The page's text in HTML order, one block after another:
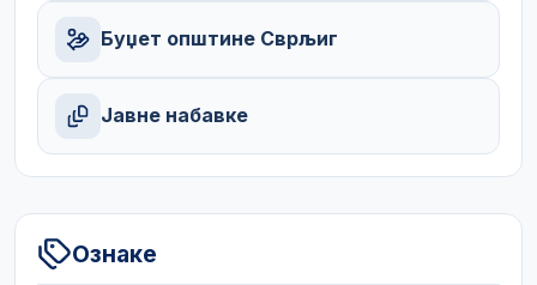
Буџет општине Сврљиг
Јавне набавке
Ознаке